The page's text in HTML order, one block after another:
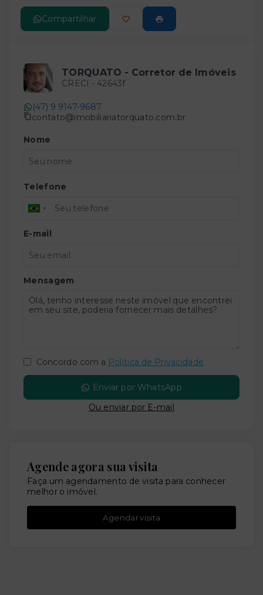
Compartilhar
TORQUATO - Corretor de Imóveis
CRECI - 42643f
(47) 9 9147-9687
contato@imobiliariatorquato.com.br
Nome
Telefone
E-mail
Mensagem
Concordo com a Política de Privacidade
Enviar por WhatsApp
Ou enviar por E-mail
Agende agora sua visita
Faça um agendamento de visita para conhecer
melhor o imóvel.
Agendar visita